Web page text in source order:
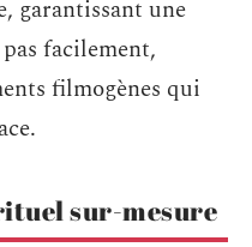
garantissant une
facilement,
filmogènes qui
sur-mesure